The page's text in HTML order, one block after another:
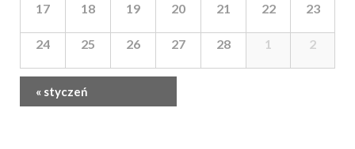
17 18 19 20 21 22 23
24 25 26 27 28 1 2
« styczeń